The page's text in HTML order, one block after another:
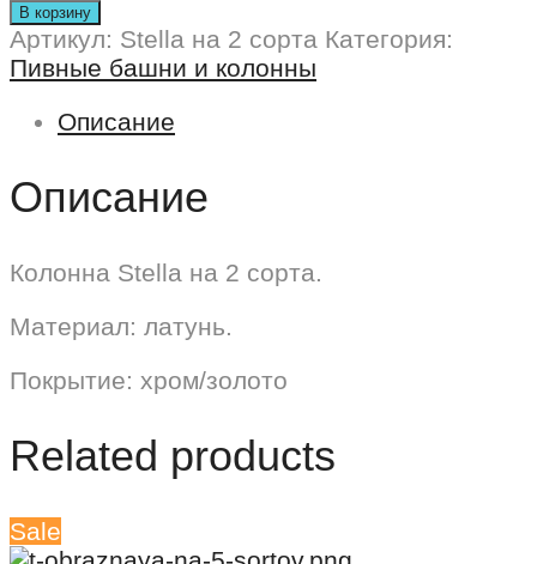
В корзину
Артикул: Stella на 2 сорта Категория:
Пивные башни и колонны
Описание
Описание
Колонна Stella на 2 сорта.
Материал: латунь.
Покрытие: хром/золото
Related products
Sale